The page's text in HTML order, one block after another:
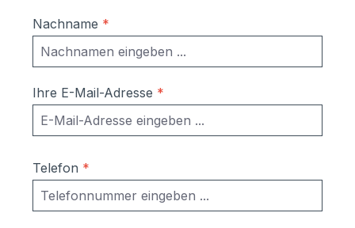
Nachname *
Ihre E-Mail-Adresse *
Telefon *